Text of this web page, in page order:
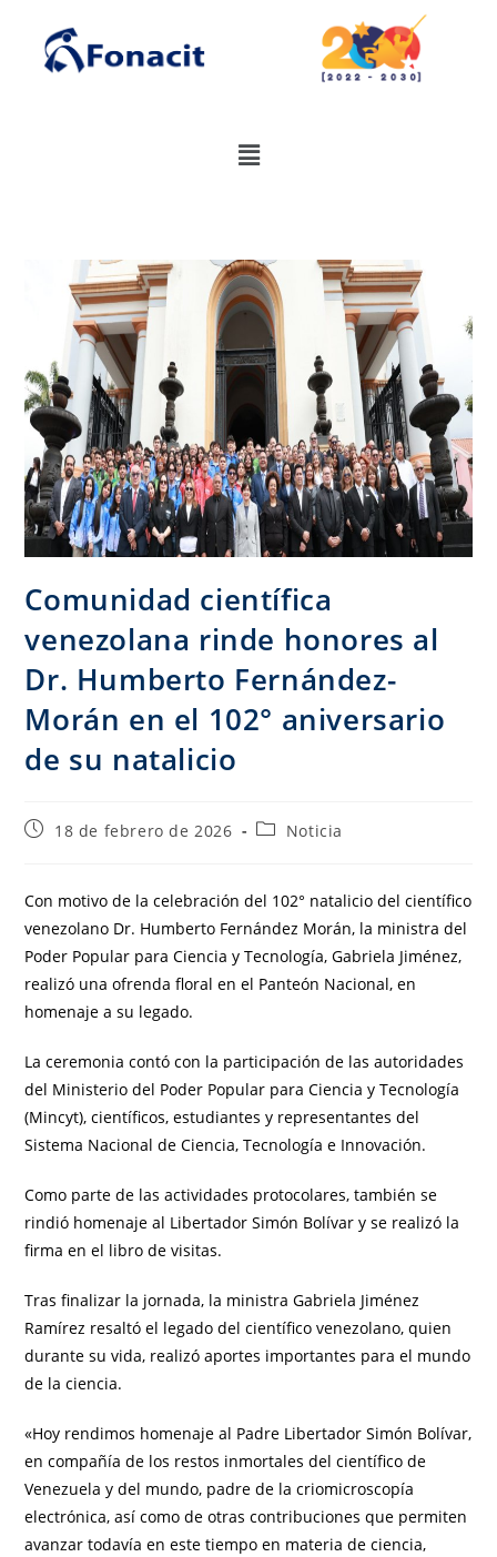
Comunidad científica
venezolana rinde honores al
Dr. Humberto Fernández-
Morán en el 102° aniversario
de su natalicio
18 de febrero de 2026 Noticia
Con motivo de la celebración del 102° natalicio del científico
venezolano Dr. Humberto Fernández Morán, la ministra del
Poder Popular para Ciencia y Tecnología, Gabriela Jiménez,
realizó una ofrenda floral en el Panteón Nacional, en
homenaje a su legado.
La ceremonia contó con la participación de las autoridades
del Ministerio del Poder Popular para Ciencia y Tecnología
(Mincyt), científicos, estudiantes y representantes del
Sistema Nacional de Ciencia, Tecnología e Innovación.
Como parte de las actividades protocolares, también se
rindió homenaje al Libertador Simón Bolívar y se realizó la
firma en el libro de visitas.
Tras finalizar la jornada, la ministra Gabriela Jiménez
Ramírez resaltó el legado del científico venezolano, quien
durante su vida, realizó aportes importantes para el mundo
de la ciencia.
«Hoy rendimos homenaje al Padre Libertador Simón Bolívar,
en compañía de los restos inmortales del científico de
Venezuela y del mundo, padre de la criomicroscopía
electrónica, así como de otras contribuciones que permiten
avanzar todavía en este tiempo en materia de ciencia,